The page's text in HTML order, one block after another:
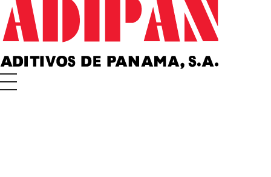
ADIPAN - Aditivos de Panamá S.A.
Productos especializados para la construcción.